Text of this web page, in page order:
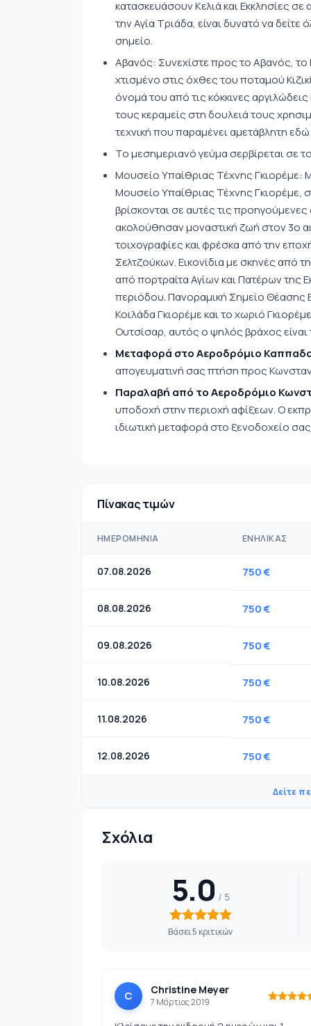
κατασκευάσουν Κελιά και Εκκλησίες
την Αγία Τριάδα, είναι δυνατό να
σημείο.
Αβανός: Συνεχίστε προς το Αβανός, το
χτισμένο στις όχθες του ποταμού
όνομά του από τις κόκκινες
τους κεραμείς στη δουλειά τους
τεχνική που παραμένει αμετάβλητη εδώ
Το μεσημεριανό γεύμα σερβίρεται σε
Μουσείο Υπαίθριας Τέχνης Γκιορέμε:
Μουσείο Υπαίθριας Τέχνης Γκιορέμε,
βρίσκονται σε αυτές τις
ακολούθησαν μοναστική ζωή στον 3ο
τοιχογραφίες και φρέσκα από την
Σελτζούκων. Εικονίδια με σκηνές από
από πορτραίτα Αγίων και Πατέρων της
περιόδου. Πανοραμική Σημείο Θέασης
Κοιλάδα Γκιορέμε και το χωριό
Ουτσίσαρ, αυτός ο ψηλός βράχος
Μεταφορά στο Αεροδρόμιο
απογευματινή σας πτήση προς
Παραλαβή από το Αεροδρόμιο
υποδοχή στην περιοχή αφίξεων. Ο
ιδιωτική μεταφορά στο ξενοδοχείο
Πίνακας τιμών
ΗΜΕΡΟΜΗΝΊΑ ΕΝΉΛΙΚΑΣ
07.08.2026 750 €
08.08.2026 750 €
09.08.2026 750 €
10.08.2026 750 €
11.08.2026 750 €
12.08.2026 750 €
Δείτε
Σχόλια
5.0
Βάσει 5 κριτικών
C Christine Meyer
7 Μάρτιος 2019